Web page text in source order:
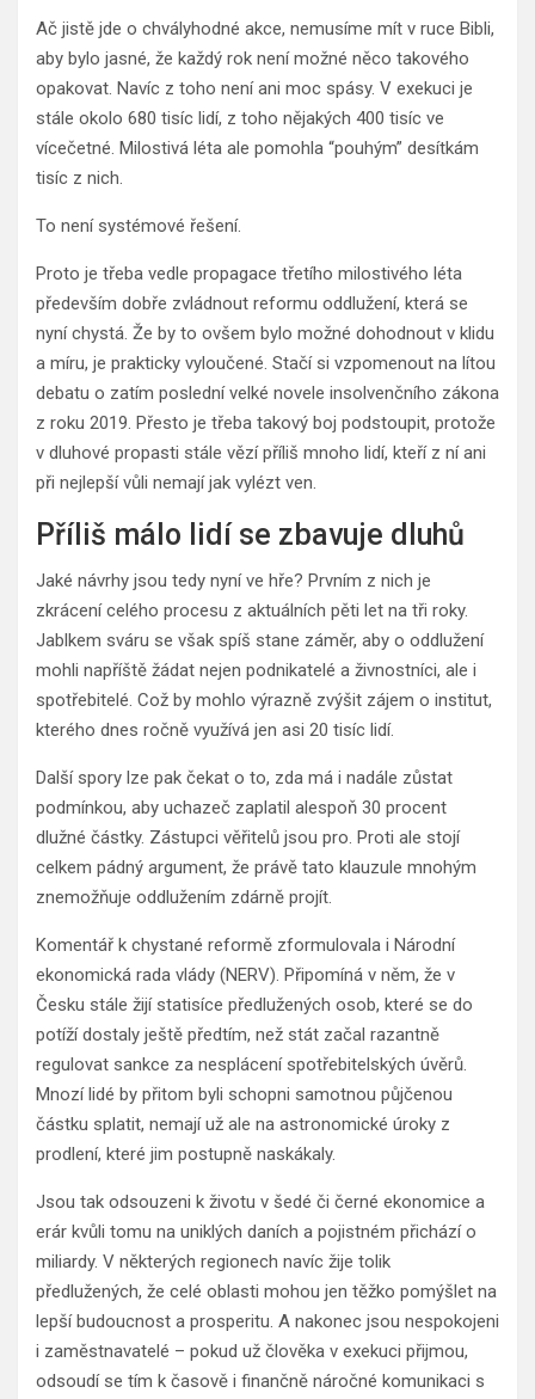
Ač jistě jde o chvályhodné akce, nemusíme mít v ruce Bibli,
aby bylo jasné, že každý rok není možné něco takového
opakovat. Navíc z toho není ani moc spásy. V exekuci je
stále okolo 680 tisíc lidí, z toho nějakých 400 tisíc ve
vícečetné. Milostivá léta ale pomohla “pouhým” desítkám
tisíc z nich.
To není systémové řešení.
Proto je třeba vedle propagace třetího milostivého léta
především dobře zvládnout reformu oddlužení, která se
nyní chystá. Že by to ovšem bylo možné dohodnout v klidu
a míru, je prakticky vyloučené. Stačí si vzpomenout na lítou
debatu o zatím poslední velké novele insolvenčního zákona
z roku 2019. Přesto je třeba takový boj podstoupit, protože
v dluhové propasti stále vězí příliš mnoho lidí, kteří z ní ani
při nejlepší vůli nemají jak vylézt ven.
Příliš málo lidí se zbavuje dluhů
Jaké návrhy jsou tedy nyní ve hře? Prvním z nich je
zkrácení celého procesu z aktuálních pěti let na tři roky.
Jablkem sváru se však spíš stane záměr, aby o oddlužení
mohli napříště žádat nejen podnikatelé a živnostníci, ale i
spotřebitelé. Což by mohlo výrazně zvýšit zájem o institut,
kterého dnes ročně využívá jen asi 20 tisíc lidí.
Další spory lze pak čekat o to, zda má i nadále zůstat
podmínkou, aby uchazeč zaplatil alespoň 30 procent
dlužné částky. Zástupci věřitelů jsou pro. Proti ale stojí
celkem pádný argument, že právě tato klauzule mnohým
znemožňuje oddlužením zdárně projít.
Komentář k chystané reformě zformulovala i Národní
ekonomická rada vlády (NERV). Připomíná v něm, že v
Česku stále žijí statisíce předlužených osob, které se do
potíží dostaly ještě předtím, než stát začal razantně
regulovat sankce za nesplácení spotřebitelských úvěrů.
Mnozí lidé by přitom byli schopni samotnou půjčenou
částku splatit, nemají už ale na astronomické úroky z
prodlení, které jim postupně naskákaly.
Jsou tak odsouzeni k životu v šedé či černé ekonomice a
erár kvůli tomu na uniklých daních a pojistném přichází o
miliardy. V některých regionech navíc žije tolik
předlužených, že celé oblasti mohou jen těžko pomýšlet na
lepší budoucnost a prosperitu. A nakonec jsou nespokojeni
i zaměstnavatelé – pokud už člověka v exekuci přijmou,
odsoudí se tím k časově i finančně náročné komunikaci s